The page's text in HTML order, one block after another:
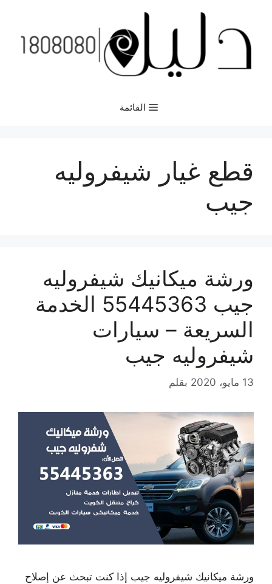
المحتوى
القائمة
قطع غيار شيفروليه
جيب
ورشة ميكانيك شيفروليه
جيب 55445363 الخدمة
السريعة – سيارات
شيفروليه جيب
13 مايو، 2020 بقلم
ورشة ميكانيك شيفروليه جيب إذا كنت تبحث عن إصلاح